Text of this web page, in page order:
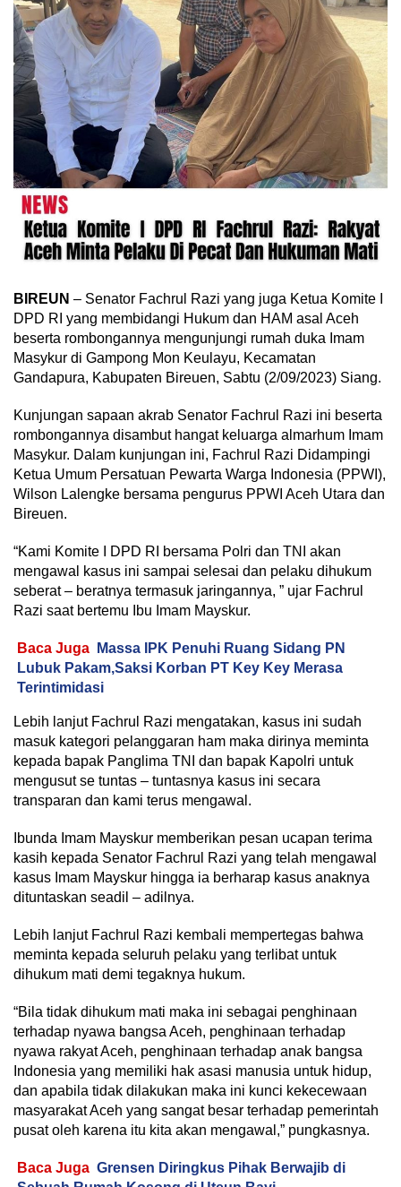
BIREUN – Senator Fachrul Razi yang juga Ketua Komite I
DPD RI yang membidangi Hukum dan HAM asal Aceh
beserta rombongannya mengunjungi rumah duka Imam
Masykur di Gampong Mon Keulayu, Kecamatan
Gandapura, Kabupaten Bireuen, Sabtu (2/09/2023) Siang.
Kunjungan sapaan akrab Senator Fachrul Razi ini beserta
rombongannya disambut hangat keluarga almarhum Imam
Masykur. Dalam kunjungan ini, Fachrul Razi Didampingi
Ketua Umum Persatuan Pewarta Warga Indonesia (PPWI),
Wilson Lalengke bersama pengurus PPWI Aceh Utara dan
Bireuen.
“Kami Komite I DPD RI bersama Polri dan TNI akan
mengawal kasus ini sampai selesai dan pelaku dihukum
seberat – beratnya termasuk jaringannya, ” ujar Fachrul
Razi saat bertemu Ibu Imam Mayskur.
Baca Juga
Massa IPK Penuhi Ruang Sidang PN
Lubuk Pakam,Saksi Korban PT Key Key Merasa
Terintimidasi
Lebih lanjut Fachrul Razi mengatakan, kasus ini sudah
masuk kategori pelanggaran ham maka dirinya meminta
kepada bapak Panglima TNI dan bapak Kapolri untuk
mengusut se tuntas – tuntasnya kasus ini secara
transparan dan kami terus mengawal.
Ibunda Imam Mayskur memberikan pesan ucapan terima
kasih kepada Senator Fachrul Razi yang telah mengawal
kasus Imam Mayskur hingga ia berharap kasus anaknya
dituntaskan seadil – adilnya.
Lebih lanjut Fachrul Razi kembali mempertegas bahwa
meminta kepada seluruh pelaku yang terlibat untuk
dihukum mati demi tegaknya hukum.
“Bila tidak dihukum mati maka ini sebagai penghinaan
terhadap nyawa bangsa Aceh, penghinaan terhadap
nyawa rakyat Aceh, penghinaan terhadap anak bangsa
Indonesia yang memiliki hak asasi manusia untuk hidup,
dan apabila tidak dilakukan maka ini kunci kekecewaan
masyarakat Aceh yang sangat besar terhadap pemerintah
pusat oleh karena itu kita akan mengawal,” pungkasnya.
Baca Juga Grensen Diringkus Pihak Berwajib di